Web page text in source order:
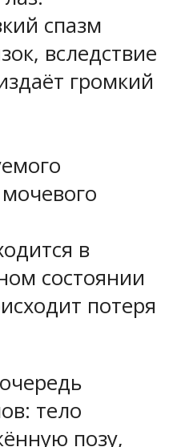
спазм
вследствие
громкий
в
состоянии
потеря
тело
позу,